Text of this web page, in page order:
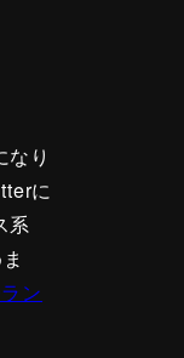
り
に
系
ン